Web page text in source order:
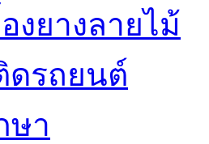
งยางลายไม้
ดรถยนต์
ษา